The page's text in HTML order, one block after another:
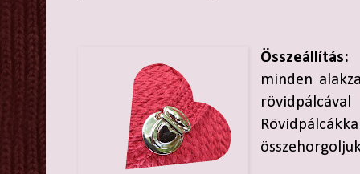
Összeállítás:
minden